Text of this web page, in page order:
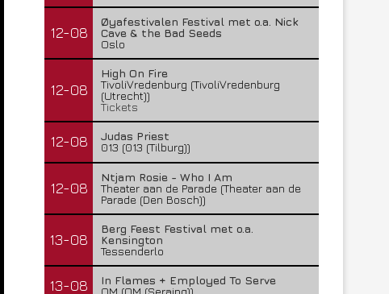
12-08
Øyafestivalen Festival met o.a. Nick
Cave & the Bad Seeds
Oslo
12-08
High On Fire
TivoliVredenburg (TivoliVredenburg
(Utrecht))
Tickets
12-08
Judas Priest
013 (013 (Tilburg))
12-08
Ntjam Rosie - Who I Am
Theater aan de Parade (Theater aan de
Parade (Den Bosch))
13-08
Berg Feest Festival met o.a.
Kensington
Tessenderlo
13-08
In Flames + Employed To Serve
OM (OM (Seraing))